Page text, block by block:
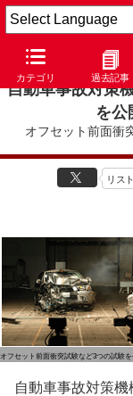
カテゴリ 過去記事
自動車事故対策
を公
オフセット前面衝
リスト
オフセット前面衝突試験など3つの試験を
自動車事故対策機